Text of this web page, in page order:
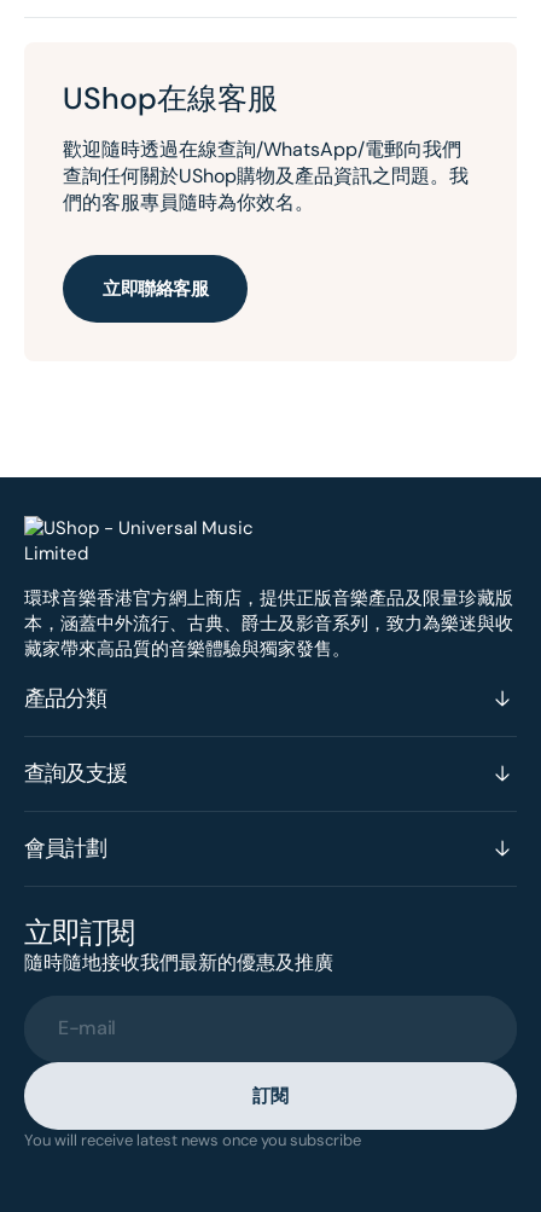
UShop在線客服
歡迎隨時透過在線查詢/WhatsApp/電郵向我們
查詢任何關於UShop購物及產品資訊之問題。我
們的客服專員隨時為你效名。
立即聯絡客服
環球音樂香港官方網上商店，提供正版音樂產品及限量珍藏版
本，涵蓋中外流行、古典、爵士及影音系列，致力為樂迷與收
藏家帶來高品質的音樂體驗與獨家發售。
產品分類
查詢及支援
會員計劃
立即訂閱
隨時隨地接收我們最新的優惠及推廣
E-mail
訂閱
You will receive latest news once you subscribe